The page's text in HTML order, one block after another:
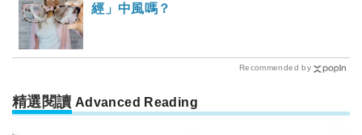
經」中風嗎？
Recommended by
精選閱讀 Advanced Reading